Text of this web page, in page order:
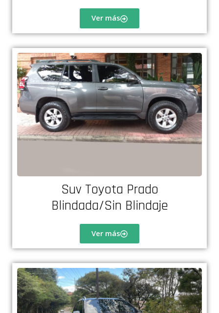
Ver más
Suv Toyota Prado
Blindada/Sin Blindaje
Ver más